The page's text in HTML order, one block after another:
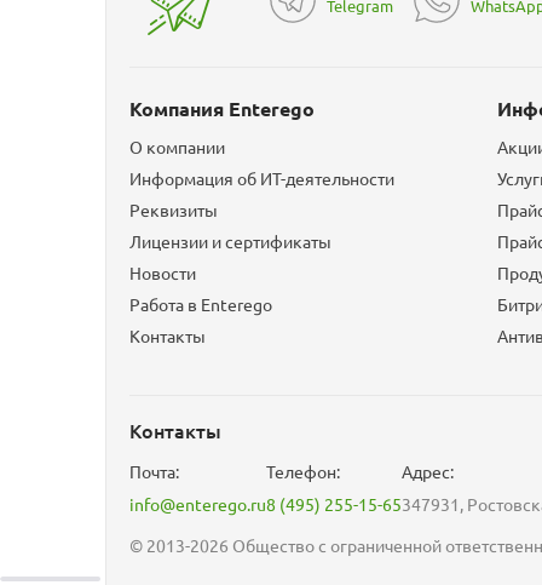
Telegram
Компания Enterego
О компании
Информация об ИТ-деятельности
Реквизиты
Лицензии и сертификаты
Новости
Работа в Enterego
Контакты
Контакты
Почта:
info@enterego.ru
Телефон:
8 (495) 255-15-65
Адрес:
347931,
© 2013-2026 Общество с ограниченной